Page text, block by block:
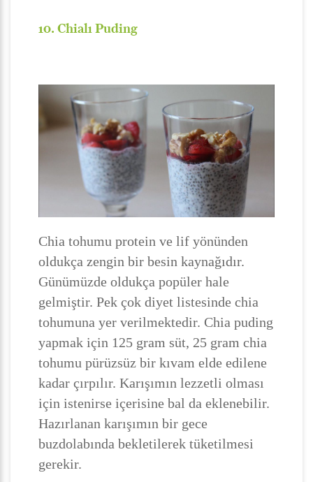
10. Chialı Puding
Chia tohumu protein ve lif yönünden
oldukça zengin bir besin kaynağıdır.
Günümüzde oldukça popüler hale
gelmiştir. Pek çok diyet listesinde chia
tohumuna yer verilmektedir. Chia puding
yapmak için 125 gram süt, 25 gram chia
tohumu pürüzsüz bir kıvam elde edilene
kadar çırpılır. Karışımın lezzetli olması
için istenirse içerisine bal da eklenebilir.
Hazırlanan karışımın bir gece
buzdolabında bekletilerek tüketilmesi
gerekir.